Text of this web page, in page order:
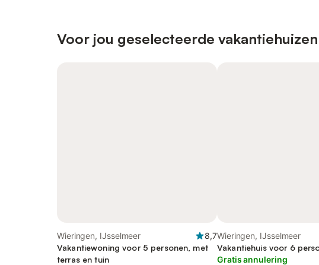
Voor jou geselecteerde
Wieringen, IJsselmeer
8,7
Vakantiewoning voor 5 personen, met
terras en tuin
Wieringen, IJsselmeer
Vakantiehuis voor 6
Gratis annulering